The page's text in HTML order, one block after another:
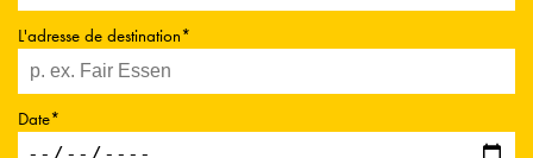
L'adresse de destination*
Date*